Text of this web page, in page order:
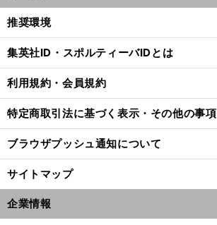
推奨環境
集英社ID・スポルティーバIDとは
利用規約・会員規約
特定商取引法に基づく表示・その他の事項
ブラウザプッシュ通知について
サイトマップ
企業情報